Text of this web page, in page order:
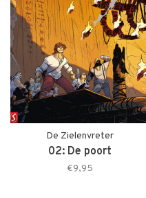
De Zielenvreter
02: De poort
€9,95